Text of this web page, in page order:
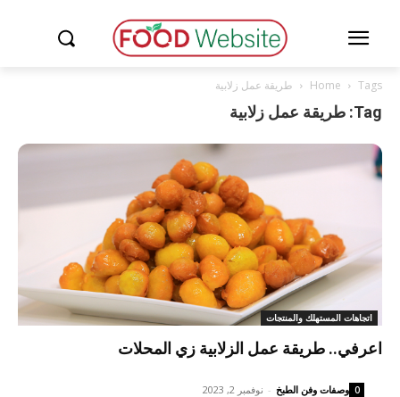
Home Tags طريقة عمل زلابية
Tag: طريقة عمل زلابية
اتجاهات المستهلك والمنتجات
اعرفي.. طريقة عمل الزلابية زي المحلات
وصفات وفن الطبخ - نوفمبر 2, 2023 0